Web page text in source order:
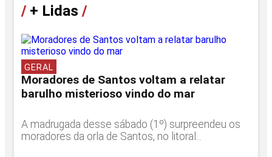
/+ Lidas /
GERAL
Moradores de Santos voltam a relatar
barulho misterioso vindo do mar
A madrugada desse sábado (1º) surpreendeu os
moradores da orla de Santos, no litoral...